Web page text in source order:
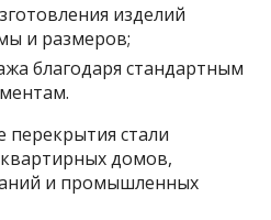
изделий
и размеров;
благодаря стандартным
стали
домов,
и промышленных